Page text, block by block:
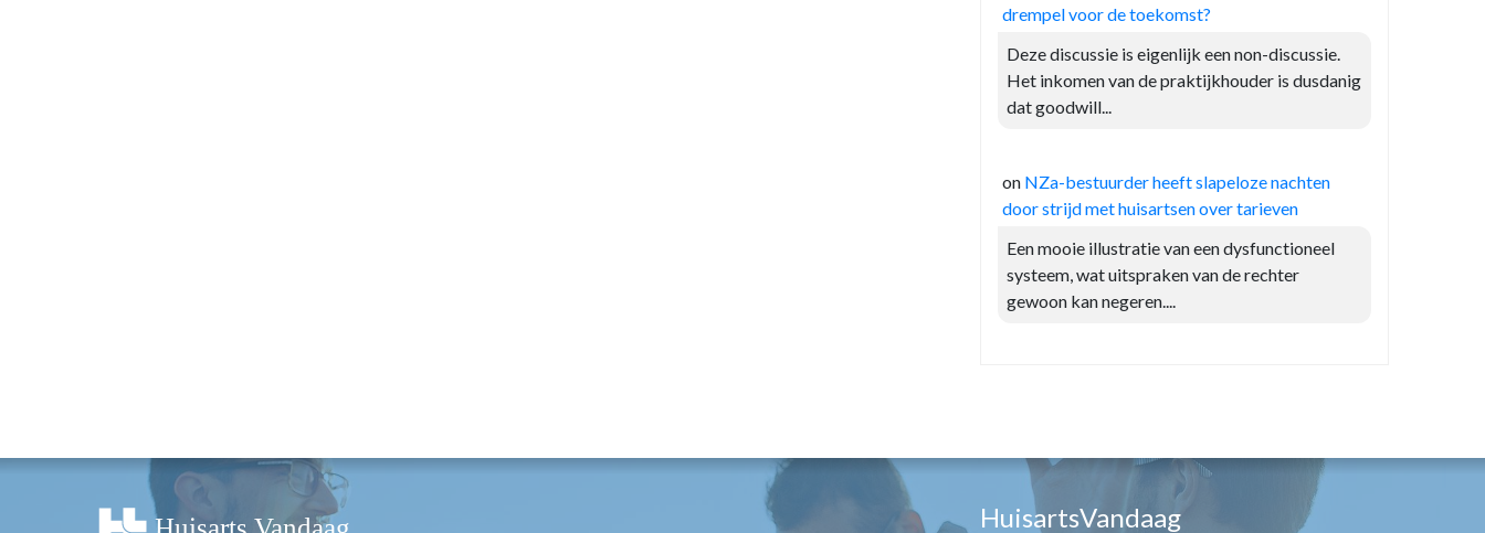
drempel voor de toekomst?
Deze discussie is eigenlijk een non-discussie.
Het inkomen van de praktijkhouder is dusdanig
dat goodwill...
on NZa-bestuurder heeft slapeloze nachten
door strijd met huisartsen over tarieven
Een mooie illustratie van een dysfunctioneel
systeem, wat uitspraken van de rechter
gewoon kan negeren....
HuisartsVandaag